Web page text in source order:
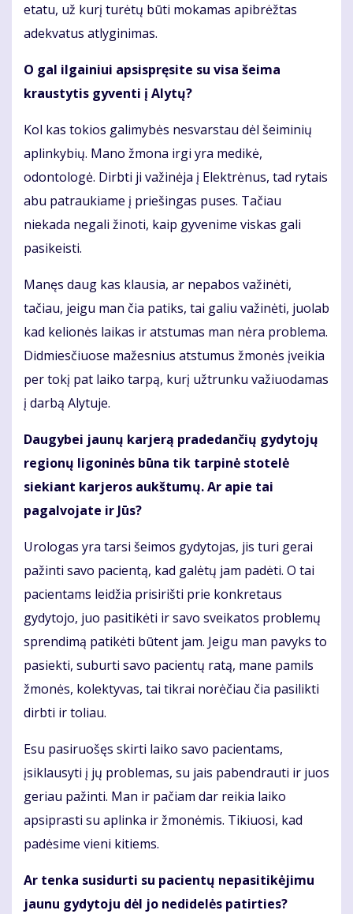
etatu, už kurį turėtų būti mokamas apibrėžtas
adekvatus atlyginimas.
O gal ilgainiui apsispręsite su visa šeima
kraustytis gyventi į Alytų?
Kol kas tokios galimybės nesvarstau dėl šeiminių
aplinkybių. Mano žmona irgi yra medikė,
odontologė. Dirbti ji važinėja į Elektrėnus, tad rytais
abu patraukiame į priešingas puses. Tačiau
niekada negali žinoti, kaip gyvenime viskas gali
pasikeisti.
Manęs daug kas klausia, ar nepabos važinėti,
tačiau, jeigu man čia patiks, tai galiu važinėti, juolab
kad kelionės laikas ir atstumas man nėra problema.
Didmiesčiuose mažesnius atstumus žmonės įveikia
per tokį pat laiko tarpą, kurį užtrunku važiuodamas
į darbą Alytuje.
Daugybei jaunų karjerą pradedančių gydytojų
regionų ligoninės būna tik tarpinė stotelė
siekiant karjeros aukštumų. Ar apie tai
pagalvojate ir Jūs?
Urologas yra tarsi šeimos gydytojas, jis turi gerai
pažinti savo pacientą, kad galėtų jam padėti. O tai
pacientams leidžia prisirišti prie konkretaus
gydytojo, juo pasitikėti ir savo sveikatos problemų
sprendimą patikėti būtent jam. Jeigu man pavyks to
pasiekti, suburti savo pacientų ratą, mane pamils
žmonės, kolektyvas, tai tikrai norėčiau čia pasilikti
dirbti ir toliau.
Esu pasiruošęs skirti laiko savo pacientams,
įsiklausyti į jų problemas, su jais pabendrauti ir juos
geriau pažinti. Man ir pačiam dar reikia laiko
apsiprasti su aplinka ir žmonėmis. Tikiuosi, kad
padėsime vieni kitiems.
Ar tenka susidurti su pacientų nepasitikėjimu
jaunu gydytoju dėl jo nedidelės patirties?